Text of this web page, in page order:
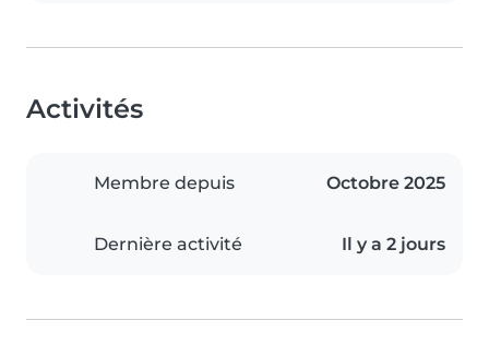
Activités
Membre depuis Octobre 2025
Dernière activité Il y a 2 jours